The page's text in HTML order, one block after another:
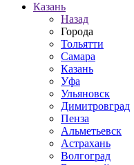
Казань
Назад
Города
Тольятти
Самара
Казань
Уфа
Ульяновск
Димитровград
Пенза
Альметьевск
Астрахань
Волгоград